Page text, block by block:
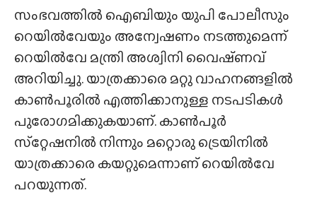
സംഭവത്തിൽ ഐബിയും യുപി പോലീസും
റെയിൽവേയും അന്വേഷണം നടത്തുമെന്ന്
റെയിൽവേ മന്ത്രി അശ്വിനി വൈഷ്‌ണവ്
അറിയിച്ചു. യാത്രക്കാരെ മറ്റു വാഹനങ്ങളിൽ
കാൺപൂരിൽ എത്തിക്കാനുള്ള നടപടികൾ
പുരോഗമിക്കുകയാണ്. കാൺപൂർ
സ്‌റ്റേഷനിൽ നിന്നും മറ്റൊരു ട്രെയിനിൽ
യാത്രക്കാരെ കയറ്റുമെന്നാണ് റെയിൽവേ
പറയുന്നത്.